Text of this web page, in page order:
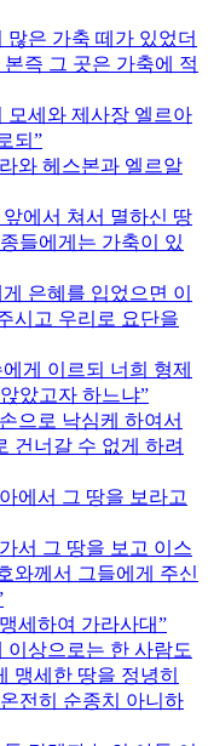
많은 가축 떼가 있었더
즉 그 곳은 가축에 적
모세와 제사장 엘르아
되
와 헤스본과 엘르알
에서 쳐서 멸하신 땅
들에게는 가축이 있
은혜를 입었으면 이
시고 우리로 요단을
게 이르되 너희 형제
았고자 하느냐
으로 낙심케 하여서
건너갈 수 없게 하려
에서 그 땅을 보라고
서 그 땅을 보고 이스
와께서 그들에게 주신
세하여 가라사대
이상으로는 한 사람도
맹세한 땅을 정녕히
전히 순종치 아니하